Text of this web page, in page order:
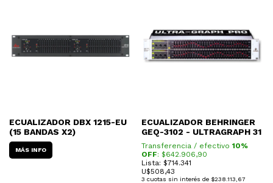
ECUALIZADOR DBX 1215-EU
(15 BANDAS X2)
MÁS INFO
ECUALIZADOR BEHRINGER
GEQ-3102 - ULTRAGRAPH 31
Transferencia / efectivo 10%
OFF: $642.906,90
Lista: $714.341
U$508,43
3 cuotas sin interés de $238.113,67